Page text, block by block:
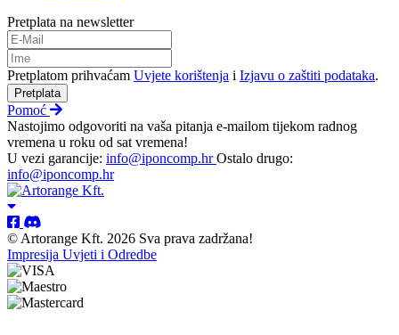
Pretplata na newsletter
Pretplatom prihvaćam Uvjete korištenja i Izjavu o zaštiti podataka.
Pretplata
Pomoć
Nastojimo odgovoriti na vaša pitanja e-mailom tijekom radnog
vremena u roku od sat vremena!
U vezi garancije: info@iponcomp.hrOstalo drugo:
info@iponcomp.hr
© Artorange Kft. 2026 Sva prava zadržana!
Impresija Uvjeti i Odredbe